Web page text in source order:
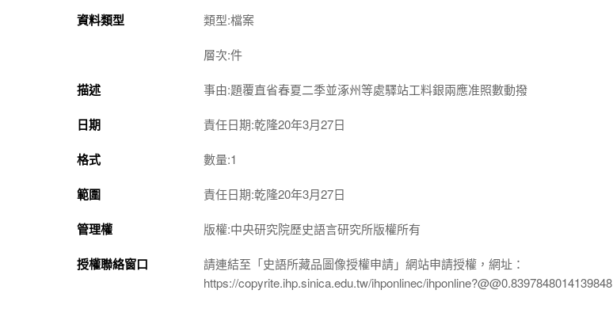
資料類型 類型:檔案
層次:件
描述 事由:題覆直省春夏二季並涿州等處驛站工料銀兩應准照數動撥
日期 責任日期:乾隆20年3月27日
格式 數量:1
範圍 責任日期:乾隆20年3月27日
管理權 版權:中央研究院歷史語言研究所版權所有
授權聯絡窗口
請連結至「史語所藏品圖像授權申請」網站申請授權，網址：
https://copyrite.ihp.sinica.edu.tw/ihponlinec/ihponline?@@0.8397848014139848